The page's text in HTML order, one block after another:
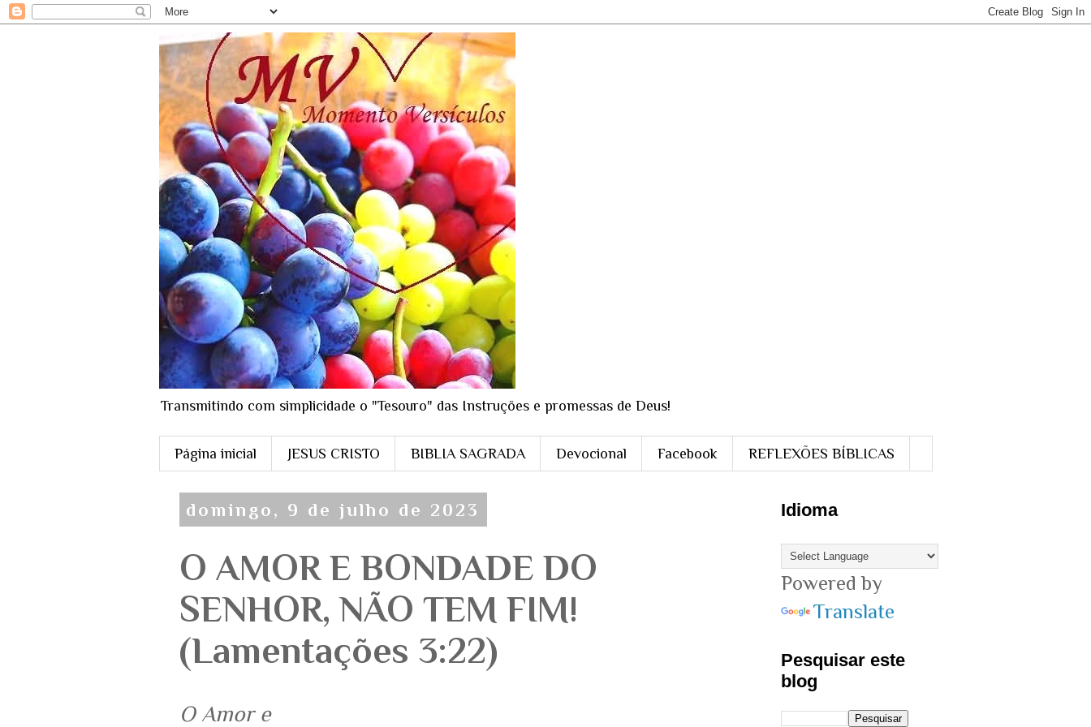
Transmitindo com simplicidade o "Tesouro" das Instruções e promessas de Deus!
Página inicial JESUS CRISTO BIBLIA SAGRADA Devocional Facebook REFLEXÕES BÍBLICAS
domingo, 9 de julho de 2023
O AMOR E BONDADE DO
SENHOR, NÃO TEM FIM!
(Lamentações 3:22)
O Amor e
Idioma
Powered by
Translate
Pesquisar este
blog